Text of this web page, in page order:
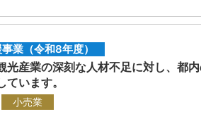
業（令和8年度）
産業の深刻な人材不足に対し、都
います。
小売業